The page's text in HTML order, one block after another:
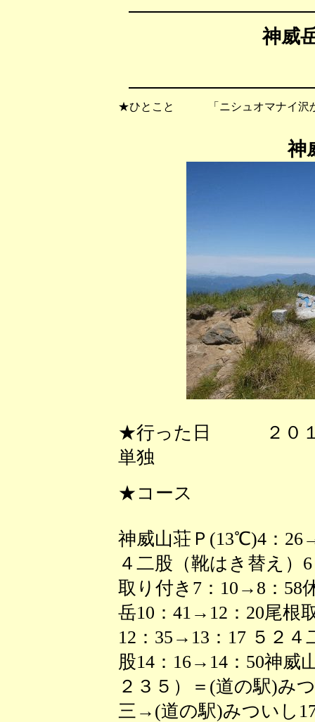
神威
★ひとこと 「ニシュオマナイ沢か
神
★行った日 ２０
単独
★コース
神威山荘Ｐ(13℃)4：
４二股（靴はき替え
取り付き7：10→8：58
岳10：41→12：20尾根
12：35→13：17 ５２
股14：16→14：50神威
２３５）＝(道の駅)み
三→(道の駅)みついし